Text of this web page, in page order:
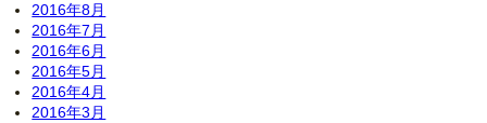
2016年8月
2016年7月
2016年6月
2016年5月
2016年4月
2016年3月